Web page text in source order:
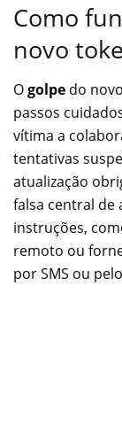
Como
novo
Ogolpe do novo
passos
vítima a
tentativas
atualização
falsa central de
instruções,
remoto ou
por SMS ou